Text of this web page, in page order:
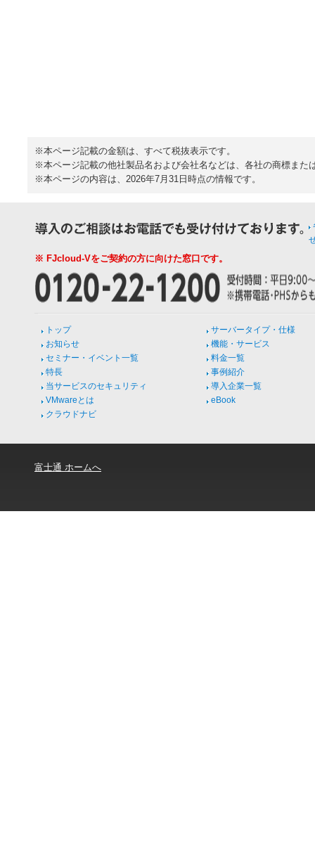
※本ページ記載の金額は、すべて税抜表示です。
※本ページ記載の他社製品名および会社名などは、各社の商標また
※本ページの内容は、2026年7月31日時点の情報です。
※ FJcloud-Vをご契約の方に向けた窓口です。
トップ
お知らせ
セミナー・イベント一覧
特長
当サービスのセキュリティ
VMwareとは
クラウドナビ
サーバータイプ・仕様
機能・サービス
料金一覧
事例紹介
導入企業一覧
eBook
富士通 ホームへ